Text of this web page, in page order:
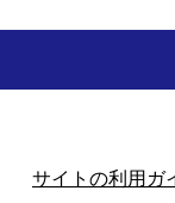
サイトの利用ガ